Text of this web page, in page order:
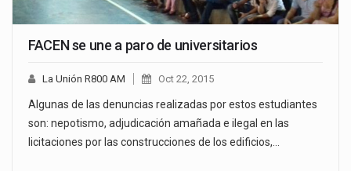
FACEN se une a paro de universitarios
La Unión R800 AM Oct 22, 2015
Algunas de las denuncias realizadas por estos estudiantes
son: nepotismo, adjudicación amañada e ilegal en las
licitaciones por las construcciones de los edificios,…